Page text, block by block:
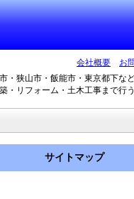
会社概要 お
・狭山市・飯能市・東京都下な
・リフォーム・土木工事まで行
サイトマップ